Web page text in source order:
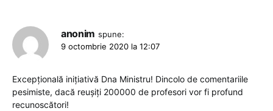
anonim spune:
9 octombrie 2020 la 12:07
Excepțională inițiativă Dna Ministru! Dincolo de comentariile
pesimiste, dacă reușiți 200000 de profesori vor fi profund
recunoscători!